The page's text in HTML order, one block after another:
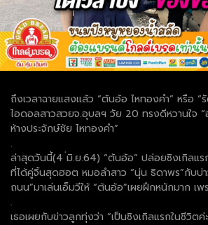
ถึงเวลาฉายแสงแล้ว “ต้นอ้อ ไหทองคำ” หรือ “
ไอดอลสาวสวยจ.อุบลฯ วัย 20 ทรงดีหวานใจ
ห้างประจักษ์ชัย ไหทองคำ”
.
ล่าสุดวันนี้(4 ่มิ.ย.64) “ต้นอ้อ” ปล่อยซิงเกิลแร
ที่ได้คู่จิ้นสุดฮอต หมอลำสาว “นุ่น ธิดาพร”กับ
ถนน”มาเล่นเอ็มวีให้ “ต้นอ้อ”เผยฝึกหนักมาก เพ
.
เธอเผยกับข่าวลูกทุ่งว่า “เป็นซิงเกิลแรกในชีวิต